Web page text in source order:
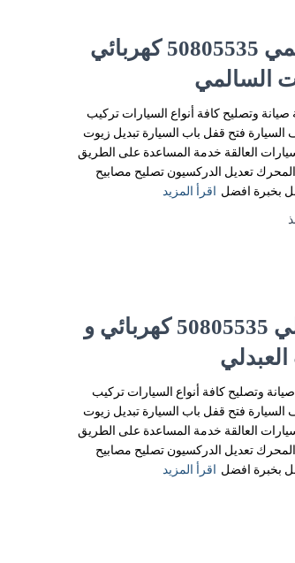
بنشر متنقل السالمي 50805535‬ كهربائي
السالمي
وتصليح كافة أنواع السيارات تركيب
السيارة فتح قفل باب السيارة تبديل زيوت
العالقة خدمة المساعدة على الطريق
تعديل الدركسيون تصليح مصابيح
بخبرة افضل اقرأ المزيد
بنشر متنقل العبدلي 50805535‬ كهربائي و
وتصليح كافة أنواع السيارات تركيب
السيارة فتح قفل باب السيارة تبديل زيوت
العالقة خدمة المساعدة على الطريق
تعديل الدركسيون تصليح مصابيح
بخبرة افضل اقرأ المزيد